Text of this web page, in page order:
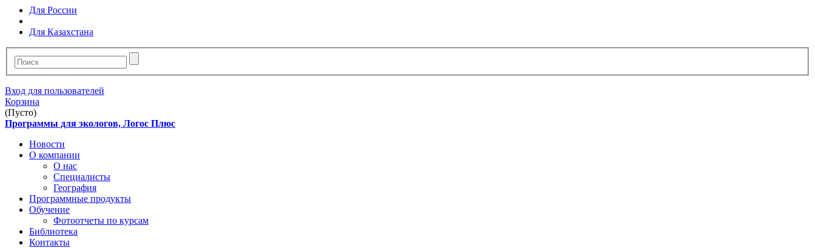
Для России
Для Казахстана
Вход для пользователей
Корзина
(Пусто)
Программы для экологов, Логос Плюс
Новости
О компании
О нас
Специалисты
География
Программные продукты
Обучение
Фотоотчеты по курсам
Библиотека
Контакты